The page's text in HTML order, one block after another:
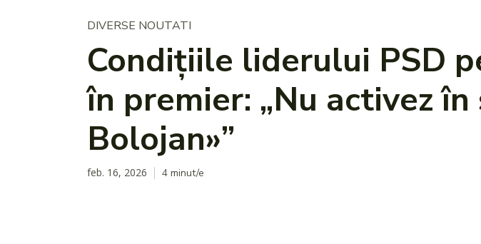
DIVERSE NOUTATI
Condițiile liderului PSD
în premier: „Nu activez
Bolojan»”
feb. 16, 2026 4 minut/e